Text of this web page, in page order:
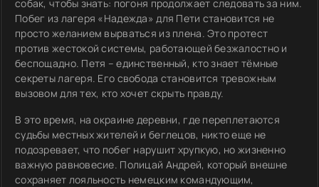
собак, чтобы знать: погоня продолжает следовать за ним.
Побег из лагеря «Надежда» для Пети становится не
просто желанием вырваться из плена. Это протест
против жестокой системы, работающей безжалостно и
беспощадно. Петя – единственный, кто знает тёмные
секреты лагеря. Его свобода становится тревожным
вызовом для тех, кто хочет скрыть правду.
В это время, на окраине деревни, где переплетаются
судьбы местных жителей и беглецов, никто еще не
подозревает, что побег нарушит хрупкую, но жизненно
важную равновесие. Полицай Андрей, который внешне
сохраняет лояльность немецким командующим,